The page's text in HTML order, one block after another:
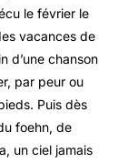
le février le
vacances de
d’une chanson
par peur ou
Puis dès
foehn, de
un ciel jamais